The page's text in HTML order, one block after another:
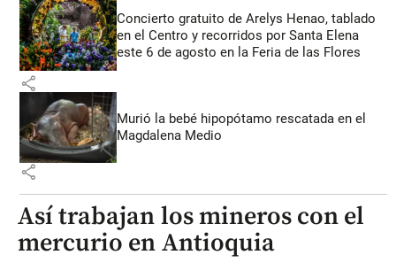
Concierto gratuito de Arelys Henao, tablado
en el Centro y recorridos por Santa Elena
este 6 de agosto en la Feria de las Flores
share
Murió la bebé hipopótamo rescatada en el
Magdalena Medio
share
Así trabajan los mineros con el
mercurio en Antioquia